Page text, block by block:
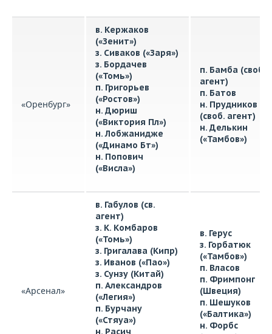
«Оренбург»
в. Кержаков
(«Зенит»)
з. Сиваков («Заря»)
з. Бордачев
(«Томь»)
п. Григорьев
(«Ростов»)
н. Дюриш
(«Виктория Пл»)
н. Лобжанидже
(«Динамо Бт»)
н. Попович
(«Висла»)
п. Бамба (своб.
агент)
п. Батов
н. Прудников
(своб. агент)
н. Делькин
(«Тамбов»)
«Арсенал»
в. Габулов (св.
агент)
з. К. Комбаров
(«Томь»)
з. Григалава (Кипр)
з. Иванов («Пао»)
з. Сунзу (Китай)
п. Александров
(«Легия»)
п. Бурчану
(«Стяуа»)
н. Расич
в. Герус
з. Горбатюк
(«Тамбов»)
п. Власов
п. Фримпонг
(Швеция)
п. Шешуков
(«Балтика»)
н. Форбс